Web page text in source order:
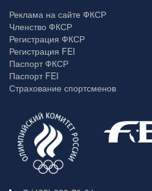
Реклама на сайте ФКСР
Членство ФКСР
Регистрация ФКСР
Регистрация FEI
Паспорт ФКСР
Паспорт FEI
Страхование спортсменов